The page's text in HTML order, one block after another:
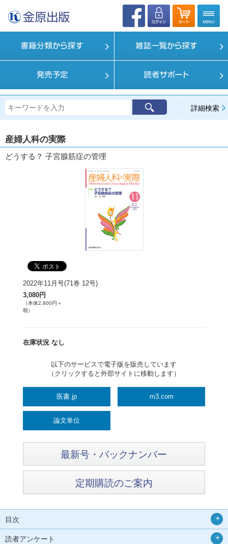
詳細検索
産婦人科の実際
どうする？ 子宮腺筋症の管理
2022年11月号(71巻 12号)
3,080円
（本体2,800円＋
税）
在庫状況 なし
以下のサービスで電子版を販売しています
（クリックすると外部サイトに移動します）
医書.jp m3.com
論文単位
最新号・バックナンバー
定期購読のご案内
目次
読者アンケート